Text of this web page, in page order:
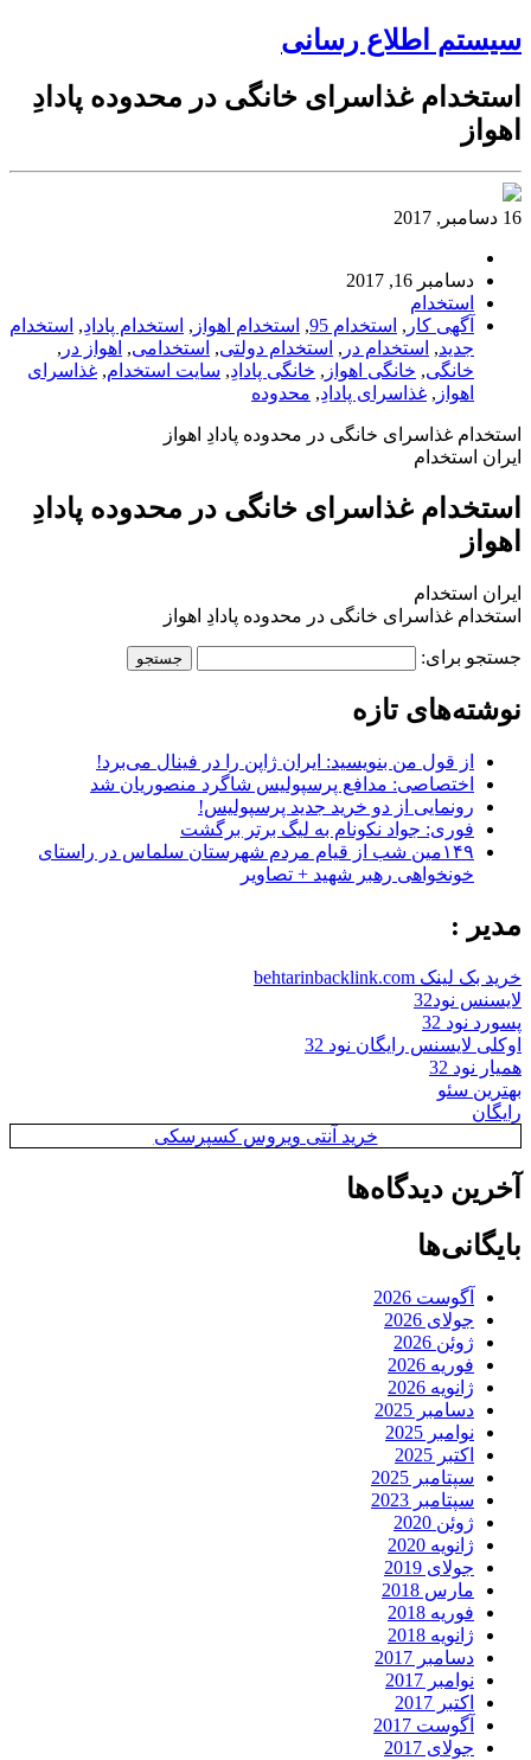
سیستم اطلاع رسانی
استخدام غذاسرای خانگی در محدوده پادادِ
اهواز
16 دسامبر, 2017
دسامبر 16, 2017
استخدام
آگهی کار , استخدام 95 , استخدام اهواز , استخدام پادادِ, استخدام
جدید, استخدام در , استخدام دولتی, استخدامی, اهواز در ,
خانگی, خانگی اهواز , خانگی پادادِ, سایت استخدام, غذاسرای
اهواز , غذاسرای پادادِ, محدوده
استخدام غذاسرای خانگی در محدوده پادادِ اهواز
ایران استخدام
استخدام غذاسرای خانگی در محدوده پادادِ
اهواز
ایران استخدام
استخدام غذاسرای خانگی در محدوده پادادِ اهواز
جستجو برای:
نوشته‌های تازه
از قول من بنویسید: ایران ژاپن را در فینال می‌برد!
اختصاصی: مدافع پرسپولیس شاگرد منصوریان شد
رونمایی از دو خرید جدید پرسپولیس!
فوری: جواد نکونام به لیگ برتر برگشت
۱۴۹مین شب از قیام مردم شهرستان سلماس در راستای
خونخواهی رهبر شهید + تصاویر
مدیر :
خرید بک لینک behtarinbacklink.com
لایسنس نود32
پسورد نود 32
اوکلی لایسنس رایگان نود 32
همیار نود 32
بهترین سئو
رایگان
خرید آنتی ویروس کسپرسکی
آخرین دیدگاه‌ها
بایگانی‌ها
آگوست 2026
جولای 2026
ژوئن 2026
فوریه 2026
ژانویه 2026
دسامبر 2025
نوامبر 2025
اکتبر 2025
سپتامبر 2025
سپتامبر 2023
ژوئن 2020
ژانویه 2020
جولای 2019
مارس 2018
فوریه 2018
ژانویه 2018
دسامبر 2017
نوامبر 2017
اکتبر 2017
آگوست 2017
جولای 2017